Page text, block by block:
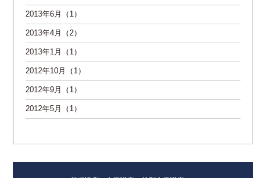
2013年6月（1）
2013年4月（2）
2013年1月（1）
2012年10月（1）
2012年9月（1）
2012年5月（1）